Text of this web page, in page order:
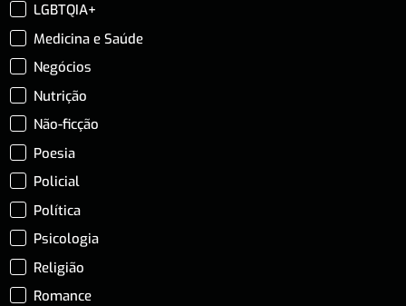
LGBTQIA+
Medicina e Saúde
Negócios
Nutrição
Não-ficção
Poesia
Policial
Política
Psicologia
Religião
Romance